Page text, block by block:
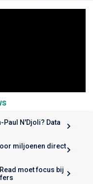
N'Djoli? Data
miljoenen direct
moet focus bij